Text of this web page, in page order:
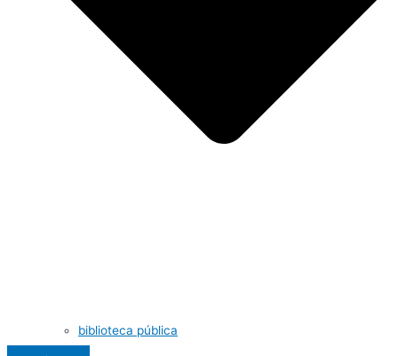
biblioteca pública